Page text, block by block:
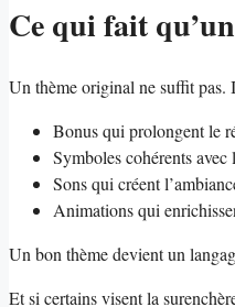
Ce qui fait
Un thème original ne suffit pas.
Bonus qui prolongent le
Symboles cohérents avec
Sons qui créent
Animations qui
Un bon thème devient un
Et si certains visent la